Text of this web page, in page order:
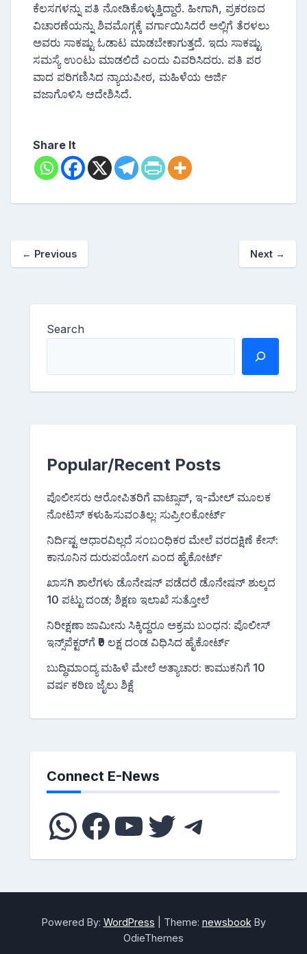
ಕೆಲಸಗಳನ್ನು ಪತಿ ನೋಡಿಕೊಳ್ಳುತ್ತಿದ್ದಾರೆ. ಹೀಗಾಗಿ, ಪ್ರಕರಣದ
ವಿಚಾರಣೆಯನ್ನು ಶಿವಮೊಗ್ಗಕ್ಕೆ ವರ್ಗಾಯಿಸಿದರೆ ಅಲ್ಲಿಗೆ ತೆರಳಲು
ಅವರು ಸಾಕಷ್ಟು ಓಡಾಟ ಮಾಡಬೇಕಾಗುತ್ತದೆ. ಇದು ಸಾಕಷ್ಟು
ಸಮಸ್ಯೆ ಉಂಟು ಮಾಡಲಿದೆ ಎಂದು ವಿವರಿಸಿದರು. ಪತಿ ಪರ
ವಾದ ಪರಿಗಣಿಸಿದ ನ್ಯಾಯಪೀಠ, ಮಹಿಳೆಯ ಅರ್ಜಿ
ವಜಾಗೊಳಿಸಿ ಆದೇಶಿಸಿದೆ.
Share It
← Previous Next →
Search
Popular/Recent Posts
ಪೊಲೀಸರು ಆರೋಪಿತರಿಗೆ ವಾಟ್ಸಾಪ್, ಇ-ಮೇಲ್ ಮೂಲಕ
ನೋಟಿಸ್‌ ಕಳುಹಿಸುವಂತಿಲ್ಲ: ಸುಪ್ರೀಂಕೋರ್ಟ್
ನಿರ್ದಿಷ್ಟ ಆಧಾರವಿಲ್ಲದೆ ಸಂಬಂಧಿಕರ ಮೇಲೆ ವರದಕ್ಷಿಣೆ ಕೇಸ್:
ಕಾನೂನಿನ ದುರುಪಯೋಗ ಎಂದ ಹೈಕೋರ್ಟ್
ಖಾಸಗಿ ಶಾಲೆಗಳು ಡೊನೇಷನ್ ಪಡೆದರೆ ಡೊನೇಷನ್ ಶುಲ್ಕದ
10 ಪಟ್ಟು ದಂಡ; ಶಿಕ್ಷಣ ಇಲಾಖೆ ಸುತ್ತೋಲೆ
ನಿರೀಕ್ಷಣಾ ಜಾಮೀನು ಸಿಕ್ಕಿದ್ದರೂ ಅಕ್ರಮ ಬಂಧನ: ಪೊಲೀಸ್
ಇನ್ಸ್‌ಪೆಕ್ಟರ್‌ಗೆ ₹9 ಲಕ್ಷ ದಂಡ ವಿಧಿಸಿದ ಹೈಕೋರ್ಟ್
ಬುದ್ಧಿಮಾಂದ್ಯ ಮಹಿಳೆ ಮೇಲೆ ಅತ್ಯಾಚಾರ: ಕಾಮುಕನಿಗೆ 10
ವರ್ಷ ಕಠಿಣ ಜೈಲು ಶಿಕ್ಷೆ
Connect E-News
WhatsApp
Facebook
YouTube
Twitter
Powered By: WordPress Theme: newsbook By
OdieThemes